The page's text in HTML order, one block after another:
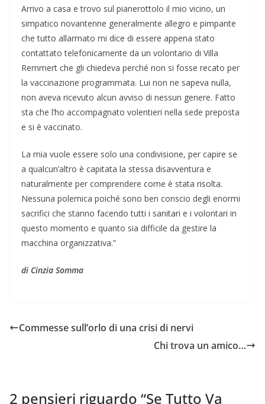
Arrivo a casa e trovo sul pianerottolo il mio vicino, un
simpatico novantenne generalmente allegro e pimpante
che tutto allarmato mi dice di essere appena stato
contattato telefonicamente da un volontario di Villa
Remmert che gli chiedeva perché non si fosse recato per
la vaccinazione programmata. Lui non ne sapeva nulla,
non aveva ricevuto alcun avviso di nessun genere. Fatto
sta che l’ho accompagnato volentieri nella sede preposta
e si è vaccinato.
La mia vuole essere solo una condivisione, per capire se
a qualcun’altro è capitata la stessa disavventura e
naturalmente per comprendere come è stata risolta.
Nessuna polemica poiché sono ben conscio degli enormi
sacrifici che stanno facendo tutti i sanitari e i volontari in
questo momento e quanto sia difficile da gestire la
macchina organizzativa.”
di Cinzia Somma
Commesse sull’orlo di una crisi di nervi
Chi trova un amico…
2 pensieri riguardo “Se Tutto Va